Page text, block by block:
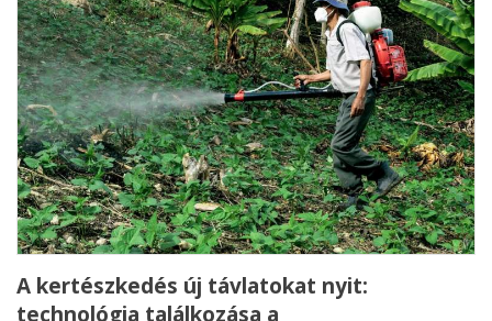
A kertészkedés új távlatokat nyit:
technológia találkozása a